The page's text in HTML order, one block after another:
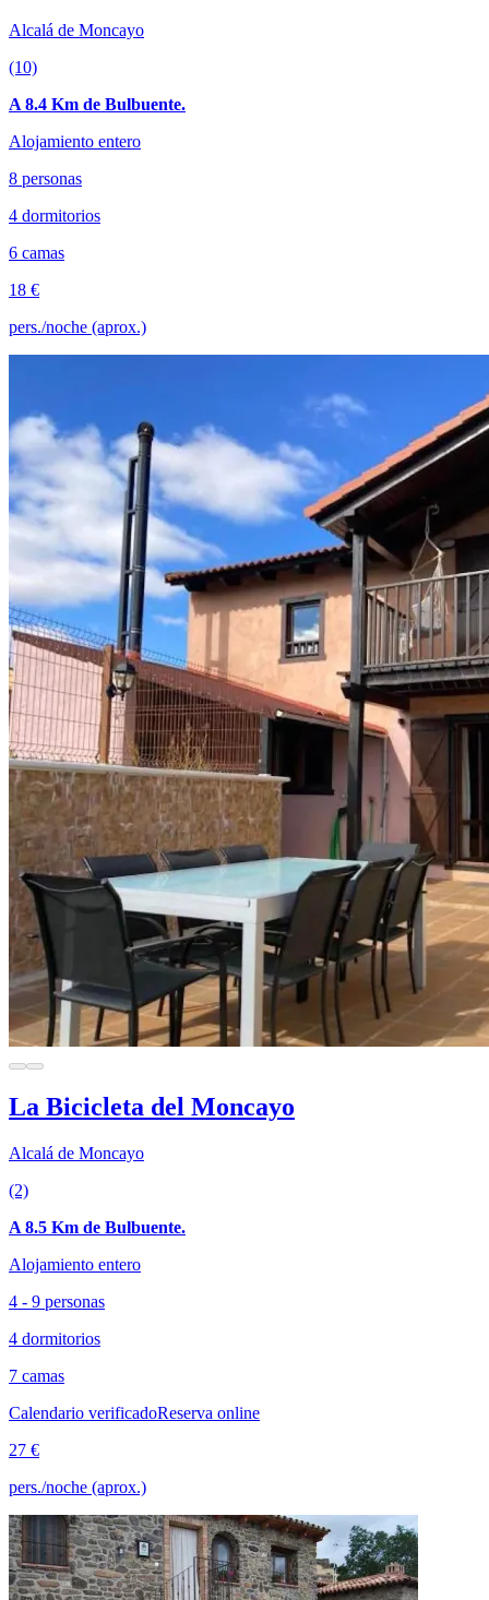
Alcalá de Moncayo
(10)
A 8.4 Km de Bulbuente.
Alojamiento entero
8 personas
4 dormitorios
6 camas
18 €
pers./noche (aprox.)
La Bicicleta del Moncayo
Alcalá de Moncayo
(2)
A 8.5 Km de Bulbuente.
Alojamiento entero
4 - 9 personas
4 dormitorios
7 camas
Calendario verificadoReserva online
27 €
pers./noche (aprox.)